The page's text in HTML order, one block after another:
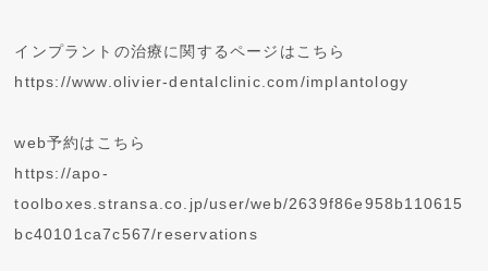
インプラントの治療に関するページはこちら
https://www.olivier-dentalclinic.com/implantology
web予約はこちら
https://apo-
toolboxes.stransa.co.jp/user/web/2639f86e958b110615
bc40101ca7c567/reservations